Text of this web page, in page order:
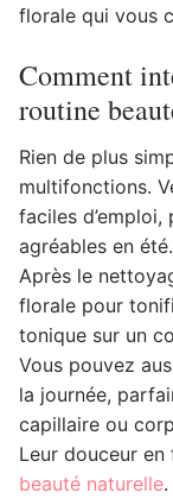
florale qui vous
Comment
routine
Rien de plus
multifonctions.
faciles
agréables en été.
Après le
florale pour
tonique sur un
Vous pouvez
la journée,
capillaire ou
Leur douceur
beauté naturelle